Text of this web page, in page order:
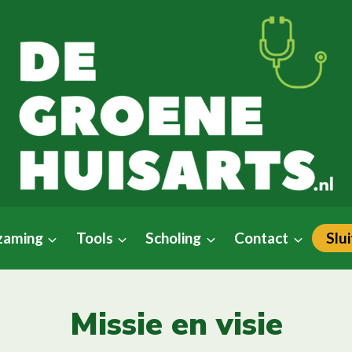
Tools Scholing Contact
Missie en visie